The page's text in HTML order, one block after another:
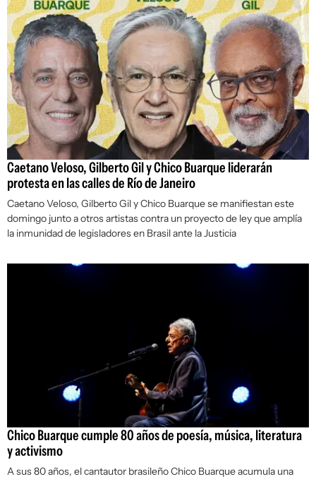
Caetano Veloso, Gilberto Gil y Chico Buarque liderarán
protesta en las calles de Río de Janeiro
Caetano Veloso, Gilberto Gil y Chico Buarque se manifiestan este
domingo junto a otros artistas contra un proyecto de ley que amplía
la inmunidad de legisladores en Brasil ante la Justicia
Chico Buarque cumple 80 años de poesía, música, literatura
y activismo
A sus 80 años, el cantautor brasileño Chico Buarque acumula una